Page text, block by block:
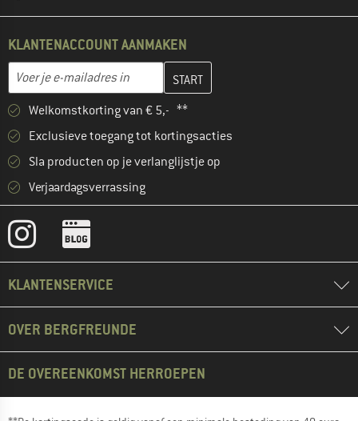
KLANTENACCOUNT AANMAKEN
E-mailadres
Vul je e-mailadres hier in en maak in de volgende stap je
Welkomstkorting van € 5,- **
Exclusieve toegang tot kortingsacties
Sla producten op je verlanglijstje op
Verjaardagsverrassing
KLANTENSERVICE
OVER BERGFREUNDE
DE OVEREENKOMST HERROEPEN